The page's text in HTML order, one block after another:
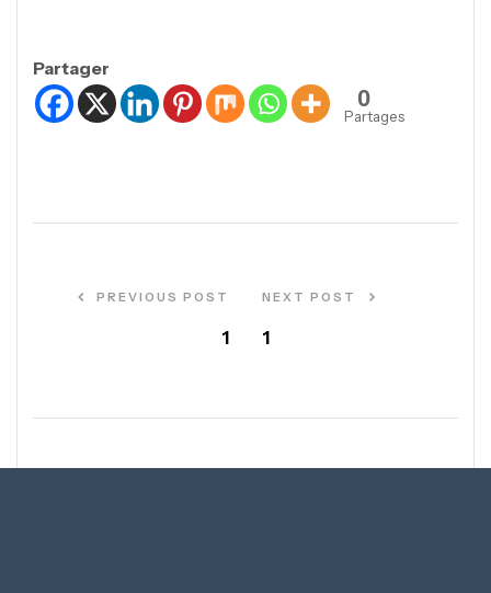
Partager
0
Partages
PREVIOUS POST
1
NEXT POST
1